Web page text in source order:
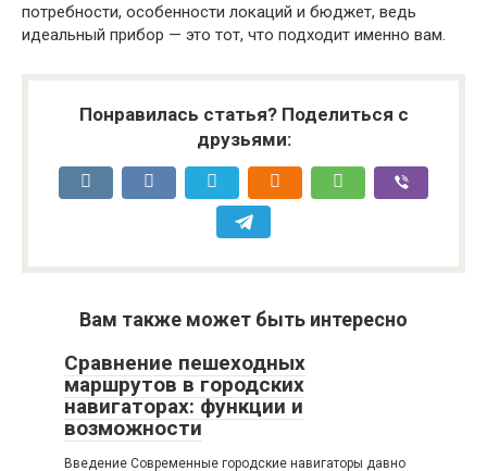
потребности, особенности локаций и бюджет, ведь
идеальный прибор — это тот, что подходит именно вам.
Понравилась статья? Поделиться с
друзьями:
Вам также может быть интересно
Сравнение пешеходных
маршрутов в городских
навигаторах: функции и
возможности
Введение Современные городские навигаторы давно